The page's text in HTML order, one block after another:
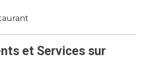
et Services sur